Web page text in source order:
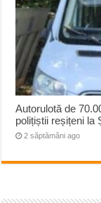
Autorulotă de
polițiștii reșițeni la
2 săptămâni ago